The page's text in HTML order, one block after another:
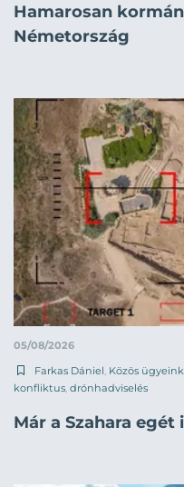
Hamarosan
Németország
05/08/2026
Farkas Dániel Közös ügyeink
konfliktus drónhadviselés
Már a Szahara